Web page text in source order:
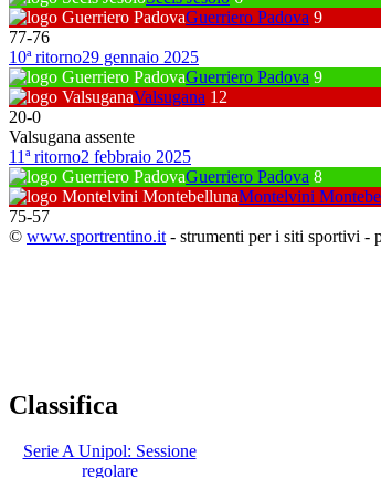
Guerriero Padova 9
77-76
10ª ritorno29 gennaio 2025
Guerriero Padova 9
Valsugana 12
20-0
Valsugana assente
11ª ritorno2 febbraio 2025
Guerriero Padova 8
Montelvini
75-57
© www.sportrentino.it - strumenti per i siti sportivi -
Classifica
Serie A Unipol: Sessione
regolare